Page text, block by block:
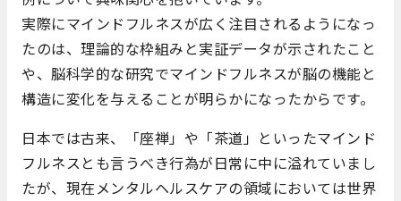
実際にマインドフルネスが広く注目されるようになっ
たのは、理論的な枠組みと実証データが示されたこと
や、脳科学的な研究でマインドフルネスが脳の機能と
構造に変化を与えることが明らかになったからです。
日本では古来、「座禅」や「茶道」といったマインド
フルネスとも言うべき行為が日常に中に溢れていまし
たが、現在メンタルヘルスケアの領域においては世界